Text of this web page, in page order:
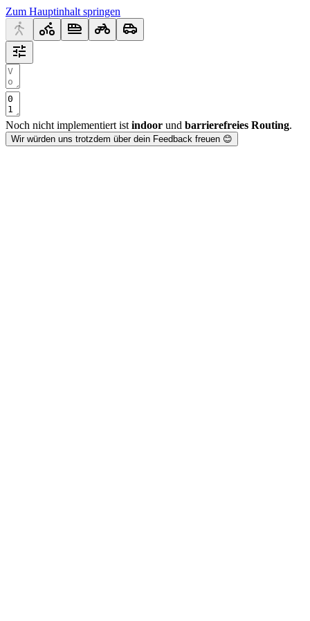
Zum Hauptinhalt springen
Noch nicht implementiert ist indoor und barrierefreies Routing.
Wir würden uns trotzdem über dein Feedback freuen 😊